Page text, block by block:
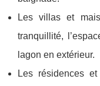
Les villas et
tranquillité,
lagon en extérieur.
Les résidences